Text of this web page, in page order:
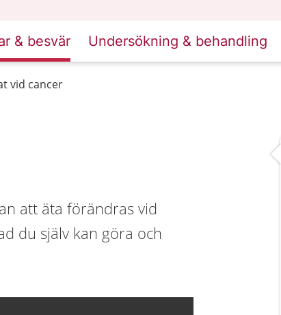
& besvär Undersökning & behandling
vid cancer
att äta förändras vid
du själv kan göra och